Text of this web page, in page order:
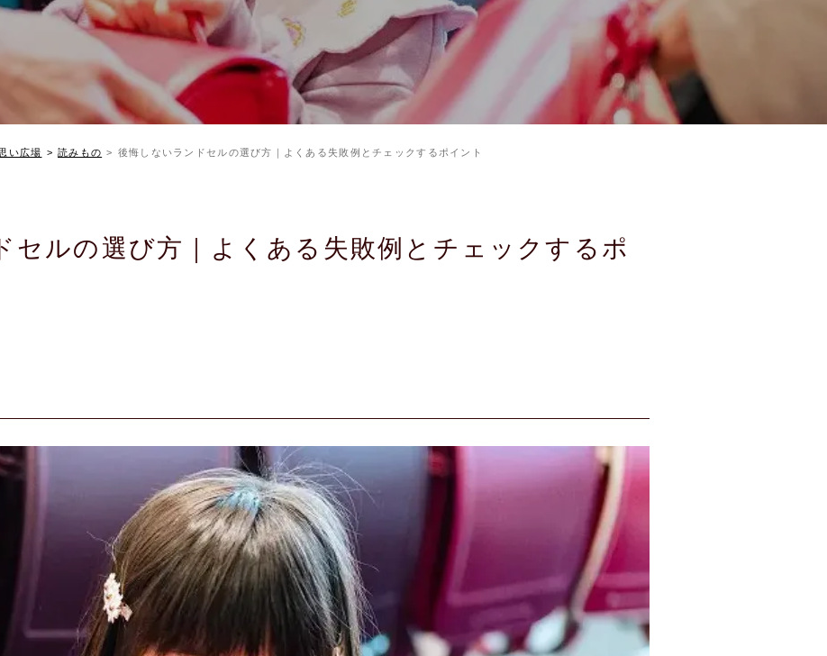
い広場 読みもの 後悔しないランドセルの選び方｜よくある失敗例とチェックするポイント
セルの選び方｜よくある失敗例とチェックするポ